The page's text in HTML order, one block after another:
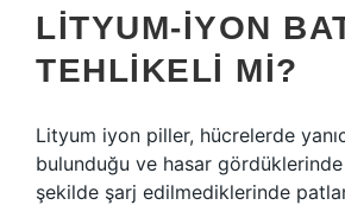
LITYUM-IYON
TEHLIKELI MI?
Lityum iyon piller, hücrelerde
bulunduğu ve hasar
şekilde şarj edilmediklerinde